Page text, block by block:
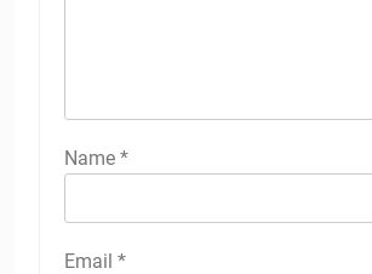
Name *
Email *